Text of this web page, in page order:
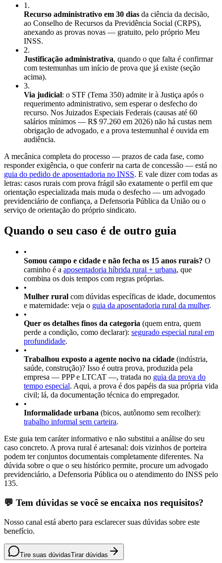
1 .
Recurso administrativo em 30 dias da ciência da decisão,
ao Conselho de Recursos da Previdência Social (CRPS),
anexando as provas novas — gratuito, pelo próprio Meu
INSS.
2.
Justificação administrativa, quando o que falta é confirmar
com testemunhas um início de prova que já existe (seção
acima).
3.
Via judicial: o STF (Tema 350) admite ir à Justiça após o
requerimento administrativo, sem esperar o desfecho do
recurso. Nos Juizados Especiais Federais (causas até 60
salários mínimos — R$ 97.260 em 2026) não há custas nem
obrigação de advogado, e a prova testemunhal é ouvida em
audiência.
A mecânica completa do processo — prazos de cada fase, como
responder exigência, o que conferir na carta de concessão — está no
guia do pedido de aposentadoria no INSS. E vale dizer com todas as
letras: casos rurais com prova frágil são exatamente o perfil em que
orientação especializada mais muda o desfecho — um advogado
previdenciário de confiança, a Defensoria Pública da União ou o
serviço de orientação do próprio sindicato.
Quando o seu caso é de outro guia
•
Somou campo e cidade e não fecha os 15 anos rurais? O
caminho é a aposentadoria híbrida rural + urbana, que
combina os dois tempos com regras próprias.
•
Mulher rural com dúvidas específicas de idade, documentos
e maternidade: veja o guia da aposentadoria rural da mulher.
•
Quer os detalhes finos da categoria (quem entra, quem
perde a condição, como declarar): segurado especial rural em
profundidade.
•
Trabalhou exposto a agente nocivo na cidade (indústria,
saúde, construção)? Isso é outra prova, produzida pela
empresa — PPP e LTCAT —, tratada no guia da prova do
tempo especial. Aqui, a prova é dos papéis da sua própria vida
civil; lá, da documentação técnica do empregador.
•
Informalidade urbana (bicos, autônomo sem recolher):
trabalho informal sem carteira.
Este guia tem caráter informativo e não substitui a análise do seu
caso concreto. A prova rural é artesanal: dois vizinhos de porteira
podem ter conjuntos documentais completamente diferentes. Na
dúvida sobre o que o seu histórico permite, procure um advogado
previdenciário, a Defensoria Pública ou o atendimento do INSS pelo
135.
💬 Tem dúvidas se você se encaixa nos requisitos?
Nosso canal está aberto para esclarecer suas dúvidas sobre este
benefício.
Tire suas dúvidasTirar dúvidas